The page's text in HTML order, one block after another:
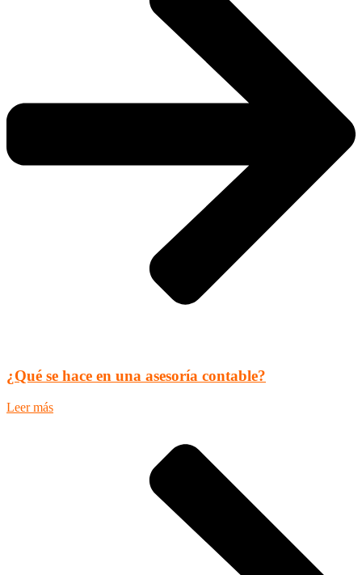
¿Qué se hace en una asesoría contable?
Leer más